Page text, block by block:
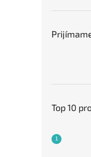
Top 10